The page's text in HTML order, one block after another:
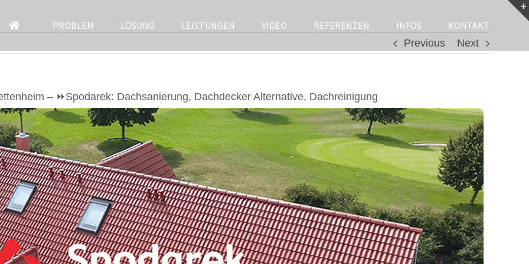
PROBLEM LÖSUNG LEISTUNGEN VIDEO REFERENZEN INFOS
KONTAKT
Previous
Next
– ⏩Spodarek: Dachsanierung, Dachdecker Alternative, Dachreinigung